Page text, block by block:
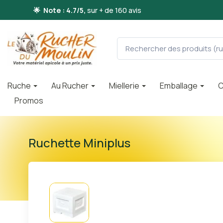
🌟 Note : 4.7/5, sur + de 160 avis
Ruche Au Rucher Miellerie Emballage
Promos
Ruchette Miniplus